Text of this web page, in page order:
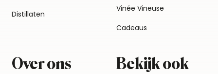
Distillaten
Vinée Vineuse
Cadeaus
Over ons Bekijk ook